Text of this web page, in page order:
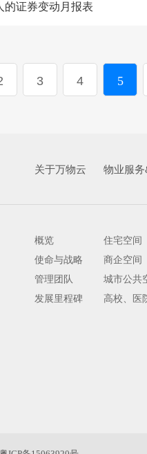
的证券变动月报表
3 4 5
关于万物云
概览
使命与战略
管理团队
发展里程碑
物业服
住宅空间
商企空间
城市公共
高校、医